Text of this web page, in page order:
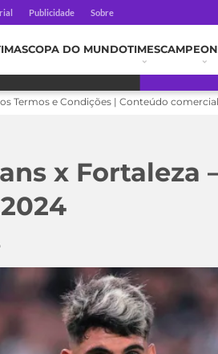
Publicidade Sobre
COPA DO MUNDOTIMES
Termos e Condições | Conteúdo
x Fortaleza